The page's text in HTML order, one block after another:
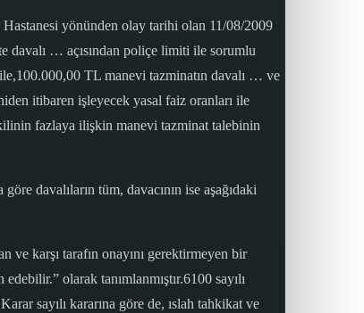
yönünden olay tarihi olan 11/08/2009
davalı … açısından poliçe limiti ile sorumlu
TL manevi tazminatın davalı … ve
itibaren işleyecek yasal faiz oranları ile
fazlaya ilişkin manevi tazminat talebinin
davalıların tüm, davacının ise aşağıdaki
karşı tarafın onayını gerektirmeyen bir
olarak tanımlanmıştır.6100 sayılı
sayılı kararına göre de, ıslah tahkikat ve